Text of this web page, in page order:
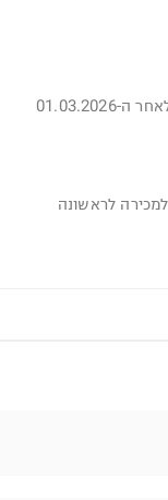
לראשונה